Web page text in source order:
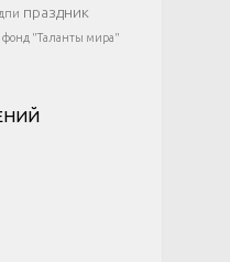
праздник
фонд "Таланты мира"